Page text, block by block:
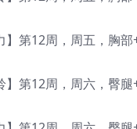
】第12周，周五，胸
】第12周，周六，臀